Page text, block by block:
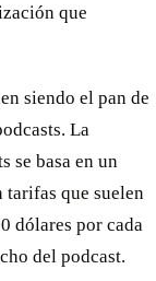
que
siendo el pan de
La
se basa en un
que suelen
dólares por cada
del podcast.